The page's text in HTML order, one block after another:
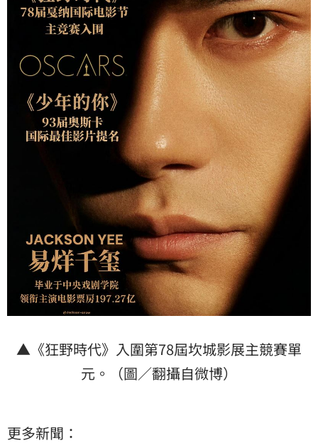
▲《狂野時代》入圍第78屆坎城影展主競賽單
元。（圖／翻攝自微博）
更多新聞：